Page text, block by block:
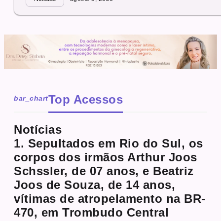
bar_chartTop Acessos
Notícias
1. Sepultados em Rio do Sul, os
corpos dos irmãos Arthur Joos
Schssler, de 07 anos, e Beatriz
Joos de Souza, de 14 anos,
vítimas de atropelamento na BR-
470, em Trombudo Central